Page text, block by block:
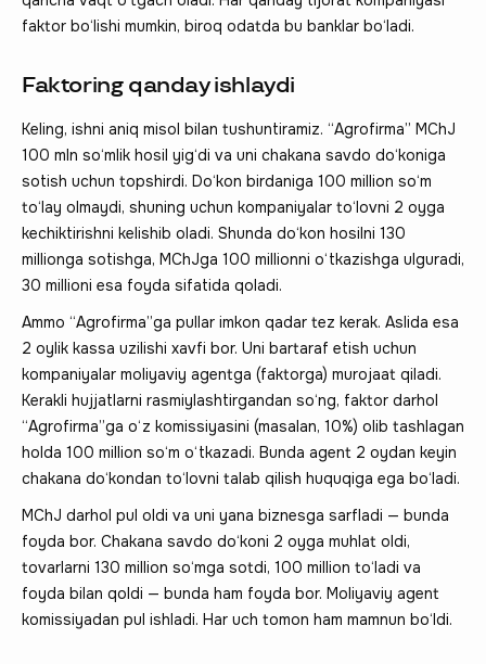
faktor bo‘lishi mumkin, biroq odatda bu banklar bo‘ladi.
Faktoring qanday ishlaydi
Keling, ishni aniq misol bilan tushuntiramiz. “Agrofirma” MChJ
100 mln so‘mlik hosil yig‘di va uni chakana savdo do‘koniga
sotish uchun topshirdi. Do‘kon birdaniga 100 million so‘m
to‘lay olmaydi, shuning uchun kompaniyalar to‘lovni 2 oyga
kechiktirishni kelishib oladi. Shunda do‘kon hosilni 130
millionga sotishga, MChJga 100 millionni o‘tkazishga ulguradi,
30 millioni esa foyda sifatida qoladi.
Ammo “Agrofirma”ga pullar imkon qadar tez kerak. Aslida esa
2 oylik kassa uzilishi xavfi bor. Uni bartaraf etish uchun
kompaniyalar moliyaviy agentga (faktorga) murojaat qiladi.
Kerakli hujjatlarni rasmiylashtirgandan so‘ng, faktor darhol
“Agrofirma”ga o‘z komissiyasini (masalan, 10%) olib tashlagan
holda 100 million so‘m o‘tkazadi. Bunda agent 2 oydan keyin
chakana do‘kondan to‘lovni talab qilish huquqiga ega bo‘ladi.
MChJ darhol pul oldi va uni yana biznesga sarfladi — bunda
foyda bor. Chakana savdo do‘koni 2 oyga muhlat oldi,
tovarlarni 130 million so‘mga sotdi, 100 million to‘ladi va
foyda bilan qoldi — bunda ham foyda bor. Moliyaviy agent
komissiyadan pul ishladi. Har uch tomon ham mamnun bo‘ldi.